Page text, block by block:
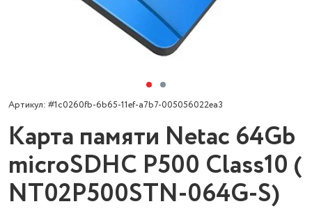
Артикул: #1c0260fb-6b65-11ef-a7b7-005056022ea3
Карта памяти Netac 64Gb
microSDHC P500 Class10 (
NT02P500STN-064G-S)